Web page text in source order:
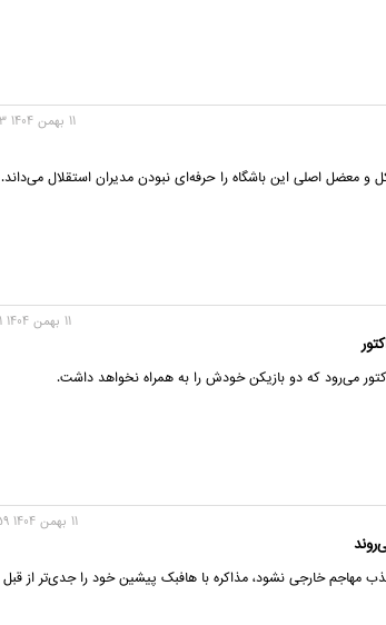
11 بهمن 1404 19:03
معضل اصلی این باشگاه را حرفه‌ای نبودن مدیران استقلال می‌داند.
11 بهمن 1404 19:01
می‌رود که دو بازیکن خودش را به همراه نخواهد داشت.
11 بهمن 1404 18:59
مهاجم خارجی نشود، مذاکره با هافبک پیشین خود را جدی‌تر از قبل